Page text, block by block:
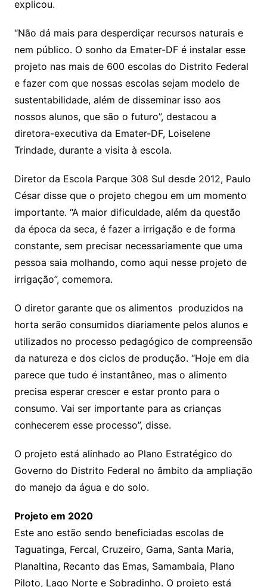
explicou.
“Não dá mais para desperdiçar recursos naturais e
nem público. O sonho da Emater-DF é instalar esse
projeto nas mais de 600 escolas do Distrito Federal
e fazer com que nossas escolas sejam modelo de
sustentabilidade, além de disseminar isso aos
nossos alunos, que são o futuro”, destacou a
diretora-executiva da Emater-DF, Loiselene
Trindade, durante a visita à escola.
Diretor da Escola Parque 308 Sul desde 2012, Paulo
César disse que o projeto chegou em um momento
importante. “A maior dificuldade, além da questão
da época da seca, é fazer a irrigação e de forma
constante, sem precisar necessariamente que uma
pessoa saia molhando, como aqui nesse projeto de
irrigação”, comemora.
O diretor garante que os alimentos produzidos na
horta serão consumidos diariamente pelos alunos e
utilizados no processo pedagógico de compreensão
da natureza e dos ciclos de produção. “Hoje em dia
parece que tudo é instantâneo, mas o alimento
precisa esperar crescer e estar pronto para o
consumo. Vai ser importante para as crianças
conhecerem esse processo”, disse.
O projeto está alinhado ao Plano Estratégico do
Governo do Distrito Federal no âmbito da ampliação
do manejo da água e do solo.
Projeto em 2020
Este ano estão sendo beneficiadas escolas de
Taguatinga, Fercal, Cruzeiro, Gama, Santa Maria,
Planaltina, Recanto das Emas, Samambaia, Plano
Piloto, Lago Norte e Sobradinho. O projeto está